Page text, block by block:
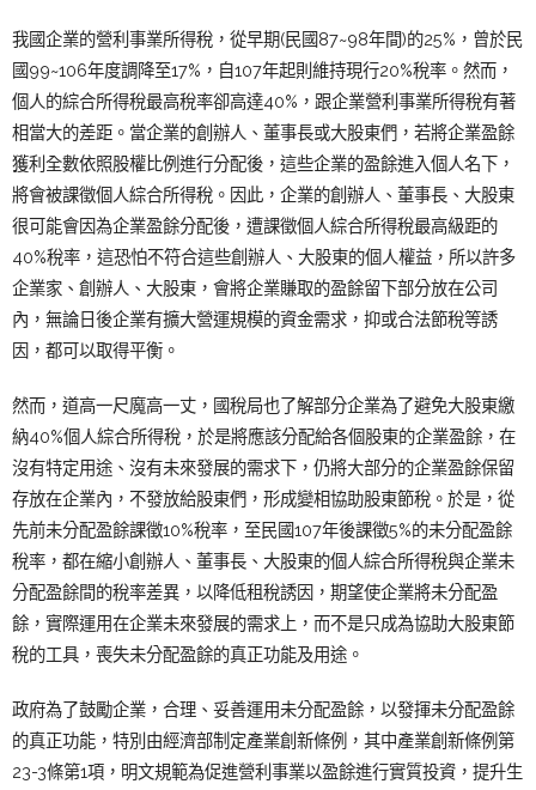
我國企業的營利事業所得稅，從早期(民國87~98年間)的25%，曾於民
國99~106年度調降至17%，自107年起則維持現行20%稅率。然而，
個人的綜合所得稅最高稅率卻高達40%，跟企業營利事業所得稅有著
相當大的差距。當企業的創辦人、董事長或大股東們，若將企業盈餘
獲利全數依照股權比例進行分配後，這些企業的盈餘進入個人名下，
將會被課徵個人綜合所得稅。因此，企業的創辦人、董事長、大股東
很可能會因為企業盈餘分配後，遭課徵個人綜合所得稅最高級距的
40%稅率，這恐怕不符合這些創辦人、大股東的個人權益，所以許多
企業家、創辦人、大股東，會將企業賺取的盈餘留下部分放在公司
內，無論日後企業有擴大營運規模的資金需求，抑或合法節稅等誘
因，都可以取得平衡。
然而，道高一尺魔高一丈，國稅局也了解部分企業為了避免大股東繳
納40%個人綜合所得稅，於是將應該分配給各個股東的企業盈餘，在
沒有特定用途、沒有未來發展的需求下，仍將大部分的企業盈餘保留
存放在企業內，不發放給股東們，形成變相協助股東節稅。於是，從
先前未分配盈餘課徵10%稅率，至民國107年後課徵5%的未分配盈餘
稅率，都在縮小創辦人、董事長、大股東的個人綜合所得稅與企業未
分配盈餘間的稅率差異，以降低租稅誘因，期望使企業將未分配盈
餘，實際運用在企業未來發展的需求上，而不是只成為協助大股東節
稅的工具，喪失未分配盈餘的真正功能及用途。
政府為了鼓勵企業，合理、妥善運用未分配盈餘，以發揮未分配盈餘
的真正功能，特別由經濟部制定產業創新條例，其中產業創新條例第
23-3條第1項，明文規範為促進營利事業以盈餘進行實質投資，提升生